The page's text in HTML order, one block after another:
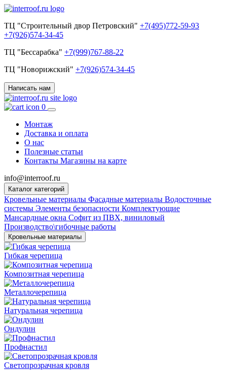
ТЦ "Строительный двор Петровский" +7(495)772-59-93
+7(926)574-34-45
ТЦ "Бессарабка" +7(999)767-88-22
ТЦ "Новорижский" +7(926)574-34-45
Написать нам
0
Монтаж
Доставка и оплата
О нас
Полезные статьи
Контакты Магазины на карте
info@interroof.ru
Каталог категорий
Кровельные материалы Фасадные материалы Водосточные
системы Элементы безопасности Комплектующие
Мансардные окна Софит из ПВХ, виниловый
Производство\гибочные работы
Кровельные материалы
Гибкая черепица
Композитная черепица
Металлочерепица
Натуральная черепица
Ондулин
Профнастил
Светопрозрачная кровля